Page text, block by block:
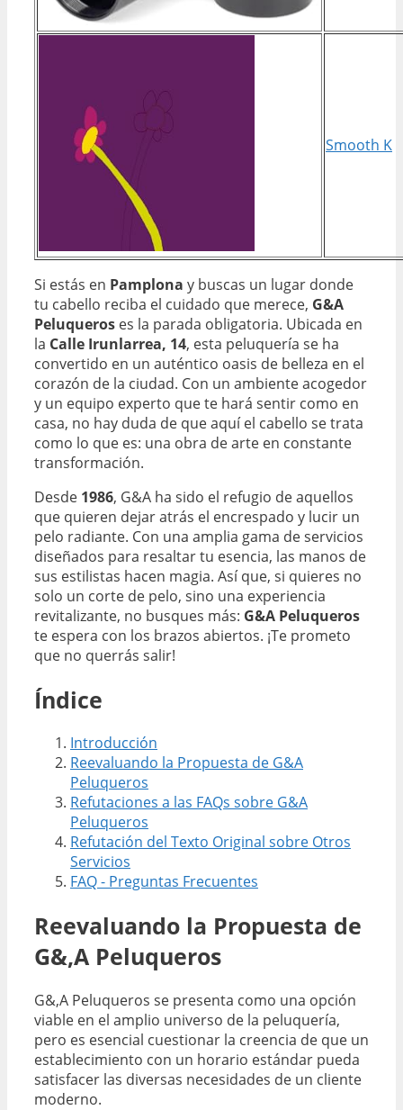
Smooth K
Si estás en Pamplona y buscas un lugar donde
tu cabello reciba el cuidado que merece, G&A
Peluqueros es la parada obligatoria. Ubicada en
la Calle Irunlarrea, 14, esta peluquería se ha
convertido en un auténtico oasis de belleza en el
corazón de la ciudad. Con un ambiente acogedor
y un equipo experto que te hará sentir como en
casa, no hay duda de que aquí el cabello se trata
como lo que es: una obra de arte en constante
transformación.
Desde 1986, G&A ha sido el refugio de aquellos
que quieren dejar atrás el encrespado y lucir un
pelo radiante. Con una amplia gama de servicios
diseñados para resaltar tu esencia, las manos de
sus estilistas hacen magia. Así que, si quieres no
solo un corte de pelo, sino una experiencia
revitalizante, no busques más: G&A Peluqueros
te espera con los brazos abiertos. ¡Te prometo
que no querrás salir!
Índice
Introducción
Reevaluando la Propuesta de G&A
Peluqueros
Refutaciones a las FAQs sobre G&A
Peluqueros
Refutación del Texto Original sobre Otros
Servicios
FAQ - Preguntas Frecuentes
Reevaluando la Propuesta de
G&,A Peluqueros
G&,A Peluqueros se presenta como una opción
viable en el amplio universo de la peluquería,
pero es esencial cuestionar la creencia de que un
establecimiento con un horario estándar pueda
satisfacer las diversas necesidades de un cliente
moderno.